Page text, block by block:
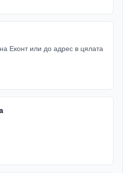
Еконт или до адрес в цялата